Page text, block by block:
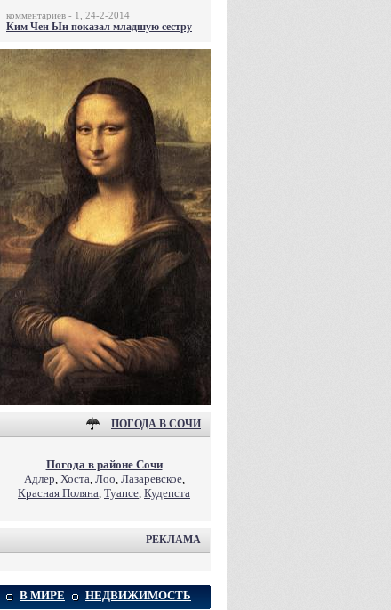
комментариев - 1, 24-2-2014
Ким Чен Ын показал младшую сестру
ПОГОДА В СОЧИ
Погода в районе Сочи
Адлер, Хоста, Лоо, Лазаревское,
Красная Поляна, Туапсе, Кудепста
РЕКЛАМА
В МИРЕ НЕДВИЖИМОСТЬ